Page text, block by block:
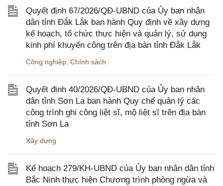
Quyết định 67/2026/QĐ-UBND của Ủy ban nhân
dân tỉnh Đắk Lắk ban hành Quy định về xây dựng
kế hoạch, tổ chức thực hiện và quản lý, sử dụng
kinh phí khuyến công trên địa bàn tỉnh Đắk Lắk
Công nghiệp Chính sách
Quyết định 40/2026/QĐ-UBND của Ủy ban nhân
dân tỉnh Sơn La ban hành Quy chế quản lý các
công trình ghi công liệt sĩ, mộ liệt sĩ trên địa bàn
tỉnh Sơn La
Xây dựng
Kế hoạch 279/KH-UBND của Ủy ban nhân dân tỉnh
Bắc Ninh thực hiện Chương trình phòng ngừa và